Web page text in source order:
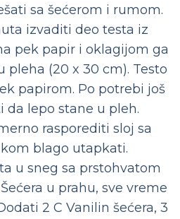
sa šećerom i rumom.
izvaditi deo testa iz
pek papir i oklagijom ga
pleha (20 x 30 cm). Testo
papirom. Po potrebi još
da lepo stane u pleh.
rasporediti sloj sa
blago utapkati.
u sneg sa prstohvatom
u prahu, sve vreme
2 C Vanilin šećera, 3